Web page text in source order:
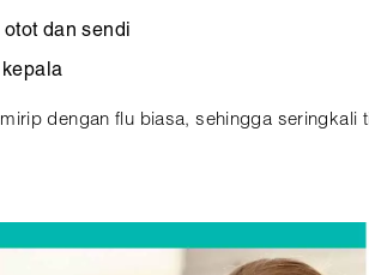
otot dan sendi
dengan flu biasa, sehingga